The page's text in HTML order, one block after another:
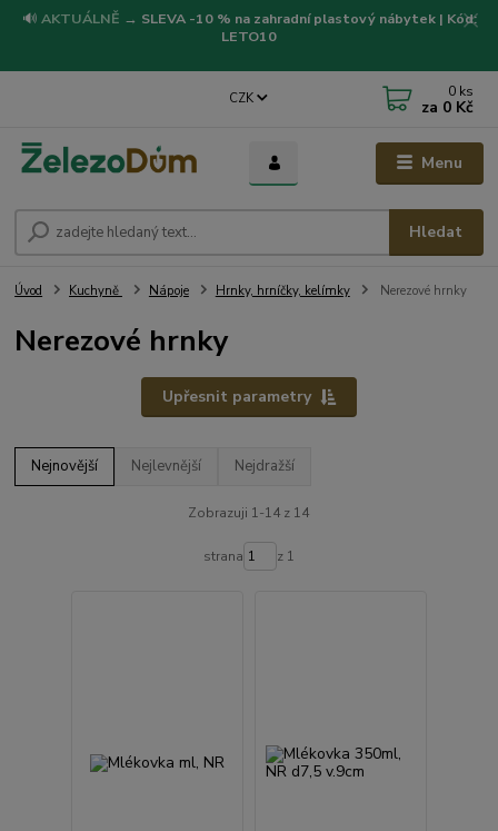
🔊 AKTUÁLNĚ → SLEVA -10 % na zahradní plastový nábytek | Kód:
LETO10
Menu
CZK
Hledat
0 ks
za 0 Kč
Úvod Kuchyně Nápoje Hrnky, hrníčky, kelímky Nerezové hrnky
Nerezové hrnky
Upřesnit parametry
Nejnovější Nejlevnější Nejdražší
Zobrazuji 1-14 z 14
strana z 1